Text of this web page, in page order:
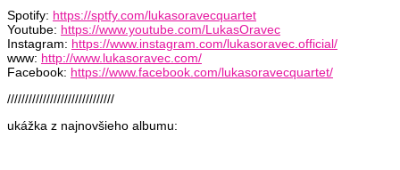
Spotify: https://sptfy.com/lukasoravecquartet
Youtube: https://www.youtube.com/LukasOravec
Instagram: https://www.instagram.com/lukasoravec.official/
www: http://www.lukasoravec.com/
Facebook: https://www.facebook.com/lukasoravecquartet/
//////////////////////////////
ukážka z najnovšieho albumu: